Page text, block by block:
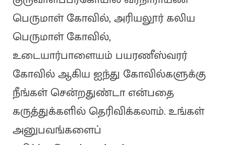
பெருமாள் கோவில், அரியலூர் கலிய
பெருமாள் கோவில்,
உடையார்பாளையம் பயரணீஸ்வரர்
கோவில் ஆகிய ஐந்து கோவில்களுக்கு
நீங்கள் சென்றதுண்டா என்பதை
கருத்துக்களில் தெரிவிக்கலாம். உங்கள்
அனுபவங்களைப்